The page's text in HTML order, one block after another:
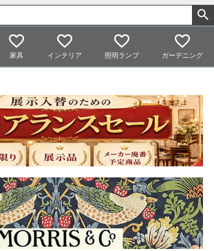
家具 インテリア 照明ランプ ガーデニング